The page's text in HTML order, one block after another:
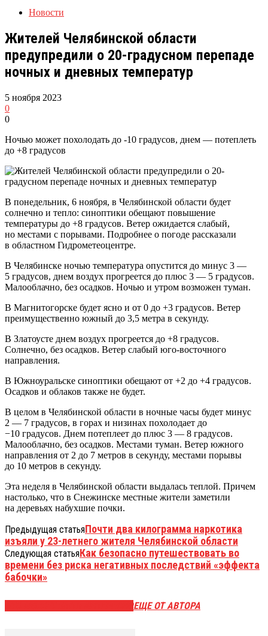
Новости
Жителей Челябинской области
предупредили о 20-градусном перепаде
ночных и дневных температур
5 ноября 2023
0
0
Ночью может похолодать до -10 градусов, днем — потеплеть
до +8 градусов
В понедельник, 6 ноября, в Челябинской области будет
солнечно и тепло: синоптики обещают повышение
температуры до +8 градусов. Ветер ожидается слабый,
но местами с порывами. Подробнее о погоде рассказали
в областном Гидрометеоцентре.
В Челябинске ночью температура опустится до минус 3 —
5 градусов, днем воздух прогреется до плюс 3 — 5 градусов.
Малооблачно, без осадков. Ночью и утром возможен туман.
В Магнитогорске будет ясно и от 0 до +3 градусов. Ветер
преимущественно южный до 3,5 метра в секунду.
В Златоусте днем воздух прогреется до +8 градусов.
Солнечно, без осадков. Ветер слабый юго-восточного
направления.
В Южноуральске синоптики обещают от +2 до +4 градусов.
Осадков и облаков также не будет.
В целом в Челябинской области в ночные часы будет минус
2 — 7 градусов, в горах и низинах похолодает до
−10 градусов. Днем потеплеет до плюс 3 — 8 градусов.
Малооблачно, без осадков. Местами туман. Ветер южного
направления от 2 до 7 метров в секунду, местами порывы
до 10 метров в секунду.
Эта неделя в Челябинской области выдалась теплой. Причем
настолько, что в Снежинске местные жители заметили
на деревьях набухшие почки.
Предыдущая статьяПочти два килограмма наркотика
изъяли у 23-летнего жителя Челябинской области
Следующая статьяКак безопасно путешествовать во
времени без риска негативных последствий «эффекта
бабочки»
ЕЩЕ ОТ АВТОРА